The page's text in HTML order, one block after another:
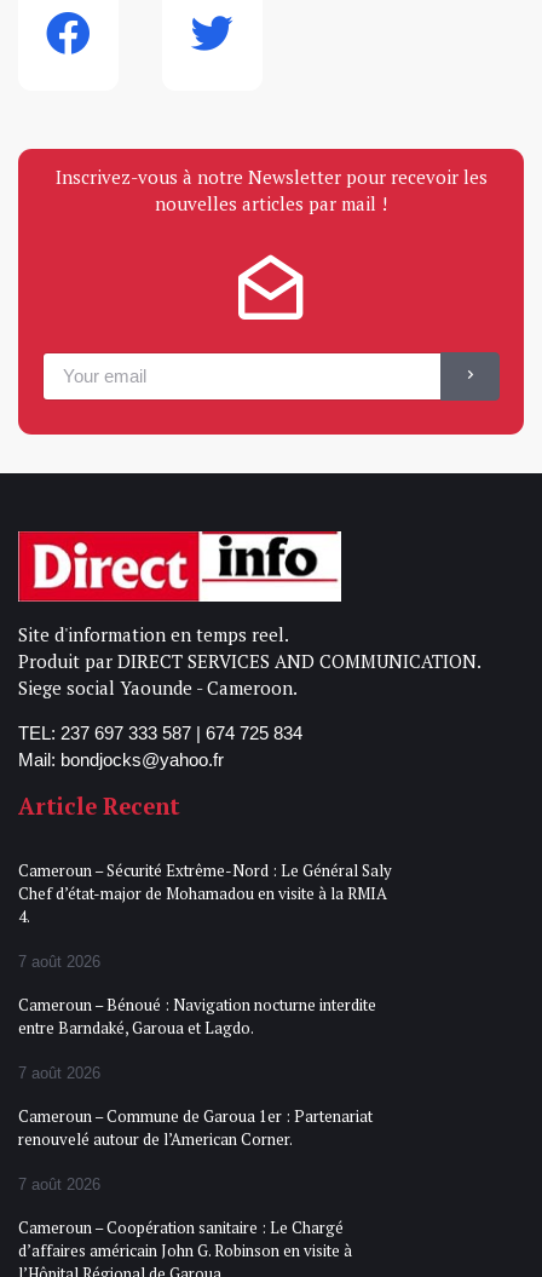
Inscrivez-vous à notre Newsletter pour recevoir les
nouvelles articles par mail !
Site d'information en temps reel.
Produit par DIRECT SERVICES AND COMMUNICATION.
Siege social Yaounde - Cameroon.
TEL: 237 697 333 587 | 674 725 834
Mail: bondjocks@yahoo.fr
Article Recent
Cameroun – Sécurité Extrême-Nord : Le Général Saly
Chef d’état-major de Mohamadou en visite à la RMIA
4.
7 août 2026
Cameroun – Bénoué : Navigation nocturne interdite
entre Barndaké, Garoua et Lagdo.
7 août 2026
Cameroun – Commune de Garoua 1er : Partenariat
renouvelé autour de l’American Corner.
7 août 2026
Cameroun – Coopération sanitaire : Le Chargé
d’affaires américain John G. Robinson en visite à